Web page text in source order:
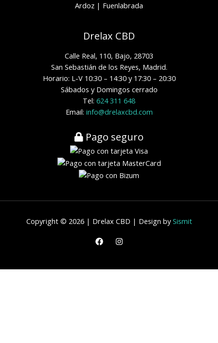
Ardoz | Fuenlabrada
Drelax CBD
Calle Real, 110, Bajo, 28703
San Sebastián de los Reyes, Madrid.
Horario: L-V 10:30 – 14:30 y 17:30 – 20:30
Sábados y Domingos cerrado
Tel: 624 311 648
Email: info@drelaxcbd.com
Pago seguro
Copyright © 2026 | Drelax CBD | Design bySismit